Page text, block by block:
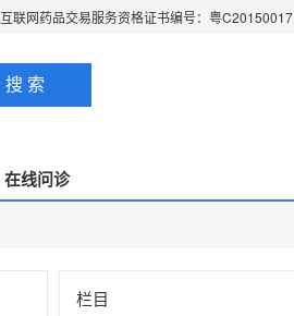
互联网药品交易服务资格证书编号：粤C20150017
搜 索
在线问诊
栏目